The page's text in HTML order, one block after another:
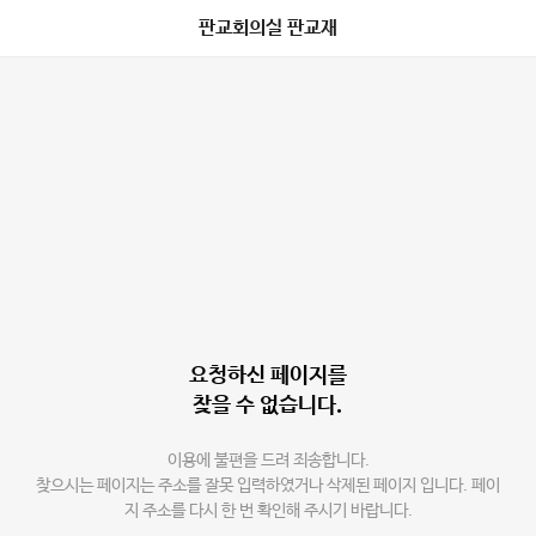
판교회의실 판교재
요청하신 페이지를
찾을 수 없습니다.
이용에 불편을 드려 죄송합니다.
찾으시는 페이지는 주소를 잘못 입력하였거나 삭제된 페이지 입니다. 페이
지 주소를 다시 한 번 확인해 주시기 바랍니다.